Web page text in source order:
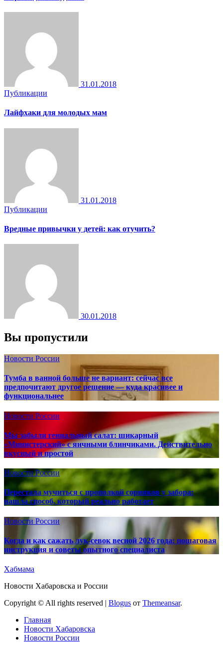
31.01.2018
Публикации
Лайфхаки для молодых мам
31.01.2018
Публикации
Вредные привычки у детей: как отучить?
30.01.2018
Вы пропустили
Новости России
Тумба в ванной больше не вариант: сейчас все
предпочитают другое решение — куда красивее и
функциональнее
Новости России
Мы забыли гениальный салат: шикарный
«Министерский» с яичными блинчиками. Действительно
вкусный и простой
Новости России
Перестала мучиться с прополкой сорняков у забора:
нашла способ, который реально работает
Новости России
Когда и как сажать лук-севок весной 2026 года: пошаговая
инструкция и советы опытного специалиста
Хабмама
Новости Хабаровска и России
Copyright © All rights reserved | Blogus от Themeansar.
Главная
Новости Хабаровска
Новости России